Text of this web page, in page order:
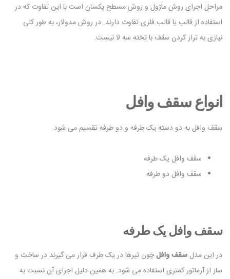
مراحل اجرای روش ماژول و روش مسطح یکسان است با این تفاوت که در
استفاده از قالب یا قالب فلزی تفاوت دارند. در روش مدولار، به طور کلی
نیازی به تراز کردن سقف با تخته سه لا نیست.
انواع سقف وافل
سقف وافل به دو دسته یک طرفه و دو طرفه تقسیم می شود.
سقف وافل یک طرفه
سقف وافل دو طرفه
سقف وافل یک طرفه
در این مدل سقف وافلچون تیرها در یک طرف قرار می گیرند در ساخت و
ساز از آرماتور کمتری استفاده می شود. به همین دلیل اجرای آن نسبت به